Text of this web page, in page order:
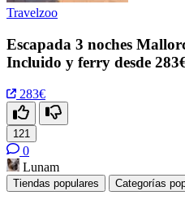
Travelzoo
Escapada 3 noches
Incluido y ferry desde
283€
121
0
Lunam
Tiendas populares Categorías